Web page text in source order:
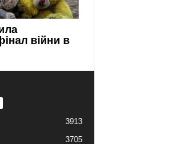
3913
3705